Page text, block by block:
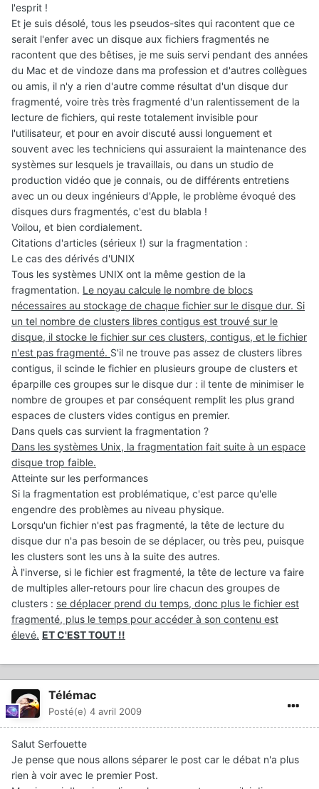
l'esprit !
Et je suis désolé, tous les pseudos-sites qui racontent que ce
serait l'enfer avec un disque aux fichiers fragmentés ne
racontent que des bêtises, je me suis servi pendant des années
du Mac et de vindoze dans ma profession et d'autres collègues
ou amis, il n'y a rien d'autre comme résultat d'un disque dur
fragmenté, voire très très fragmenté d'un ralentissement de la
lecture de fichiers, qui reste totalement invisible pour
l'utilisateur, et pour en avoir discuté aussi longuement et
souvent avec les techniciens qui assuraient la maintenance des
systèmes sur lesquels je travaillais, ou dans un studio de
production vidéo que je connais, ou de différents entretiens
avec un ou deux ingénieurs d'Apple, le problème évoqué des
disques durs fragmentés, c'est du blabla !
Voilou, et bien cordialement.
Citations d'articles (sérieux !) sur la fragmentation :
Le cas des dérivés d'UNIX
Tous les systèmes UNIX ont la même gestion de la
fragmentation. Le noyau calcule le nombre de blocs
nécessaires au stockage de chaque fichier sur le disque dur. Si
un tel nombre de clusters libres contigus est trouvé sur le
disque, il stocke le fichier sur ces clusters, contigus, et le fichier
n'est pas fragmenté. S'il ne trouve pas assez de clusters libres
contigus, il scinde le fichier en plusieurs groupe de clusters et
éparpille ces groupes sur le disque dur : il tente de minimiser le
nombre de groupes et par conséquent remplit les plus grand
espaces de clusters vides contigus en premier.
Dans quels cas survient la fragmentation ?
Dans les systèmes Unix, la fragmentation fait suite à un espace
disque trop faible.
Atteinte sur les performances
Si la fragmentation est problématique, c'est parce qu'elle
engendre des problèmes au niveau physique.
Lorsqu'un fichier n'est pas fragmenté, la tête de lecture du
disque dur n'a pas besoin de se déplacer, ou très peu, puisque
les clusters sont les uns à la suite des autres.
À l'inverse, si le fichier est fragmenté, la tête de lecture va faire
de multiples aller-retours pour lire chacun des groupes de
clusters : se déplacer prend du temps, donc plus le fichier est
fragmenté, plus le temps pour accéder à son contenu est
élevé. ET C'EST TOUT !!
Télémac
Posté(e) 4 avril 2009
Salut Serfouette
Je pense que nous allons séparer le post car le débat n'a plus
rien à voir avec le premier Post.